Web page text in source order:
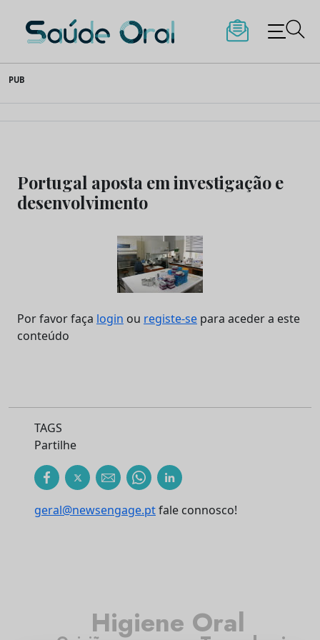
to
content
Saúde Oral
PUB
Portugal aposta em investigação e
desenvolvimento
Por favor faça login ou registe-se para aceder a este
conteúdo
TAGS
Partilhe
geral@newsengage.ptfale connosco!
Higiene Oral